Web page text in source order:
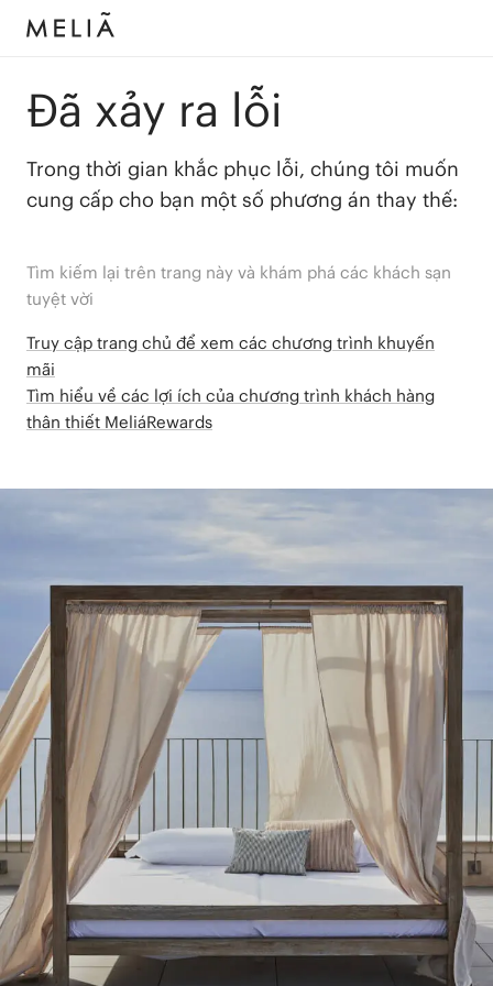
Đã xảy ra lỗi
Trong thời gian khắc phục lỗi, chúng tôi muốn
cung cấp cho bạn một số phương án thay thế:
Tìm kiếm lại trên trang này và khám phá các khách sạn
tuyệt vời
Truy cập trang chủ để xem các chương trình khuyến
mãi
Tìm hiểu về các lợi ích của chương trình khách hàng
thân thiết MeliáRewards